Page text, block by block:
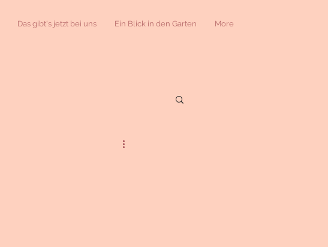
Das gibt's jetzt bei uns Ein Blick in den Garten More